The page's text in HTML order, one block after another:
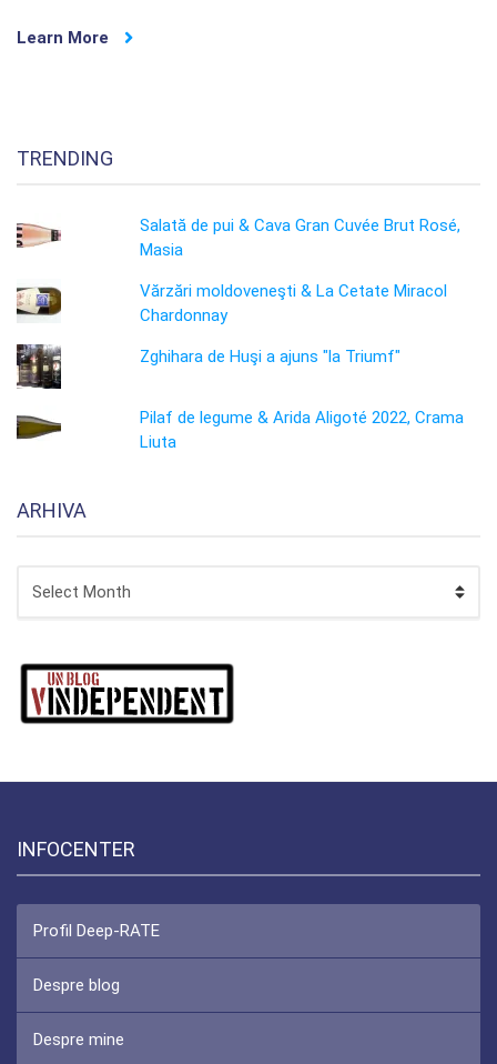
Learn More
TRENDING
Salată de pui & Cava Gran Cuvée Brut Rosé,
Masia
Vărzări moldoveneşti & La Cetate Miracol
Chardonnay
Zghihara de Huşi a ajuns "la Triumf"
Pilaf de legume & Arida Aligoté 2022, Crama
Liuta
ARHIVA
INFOCENTER
Profil Deep-RATE
Despre blog
Despre mine